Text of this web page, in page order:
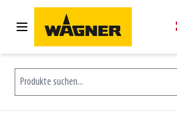
Zum Inhalt springen
Produkte suchen...